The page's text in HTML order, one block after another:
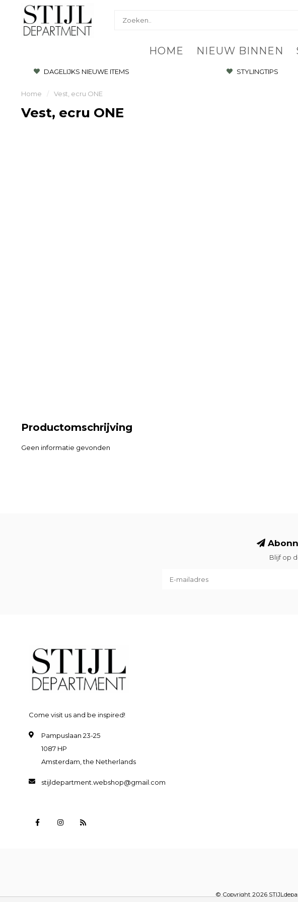
HOME NIEUW BINNEN
DAGELIJKS NIEUWE ITEMS STYLINGTIPS
Home / Vest, ecru ONE
Vest, ecru ONE
Productomschrijving
Geen informatie gevonden
Blijf op
Come visit us and be inspired!
Pampuslaan 23-25
1087 HP
Amsterdam, the Netherlands
stijldepartment.webshop@gmail.com
© Copyright 2026